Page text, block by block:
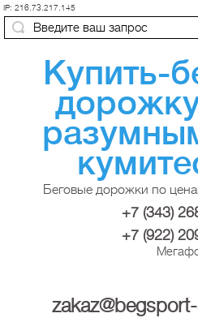
Купить-
Беговые дорожки по
+7 (343)
+7 (922)
IP: 216.73.217.145